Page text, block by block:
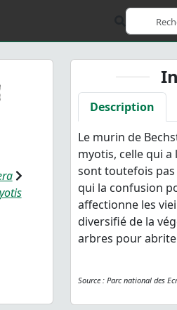
Description
Le murin de
myotis, celle qui
sont toutefois pas
qui la confusion
affectionne les
diversifié de la
arbres pour
Source : Parc national des